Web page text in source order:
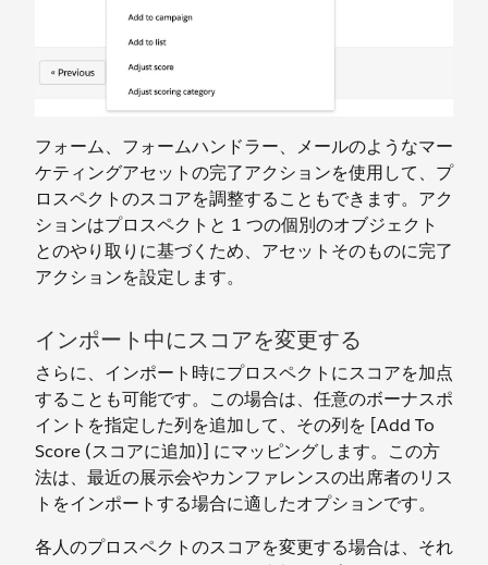
フォーム、フォームハンドラー、メールのようなマー
ケティングアセットの完了アクションを使用して、プ
ロスペクトのスコアを調整することもできます。アク
ションはプロスペクトと 1 つの個別のオブジェクト
とのやり取りに基づくため、アセットそのものに完了
アクションを設定します。
インポート中にスコアを変更する
さらに、インポート時にプロスペクトにスコアを加点
することも可能です。この場合は、任意のボーナスポ
イントを指定した列を追加して、その列を [Add To
Score (スコアに追加)] にマッピングします。この方
法は、最近の展示会やカンファレンスの出席者のリス
トをインポートする場合に適したオプションです。
各人のプロスペクトのスコアを変更する場合は、それ